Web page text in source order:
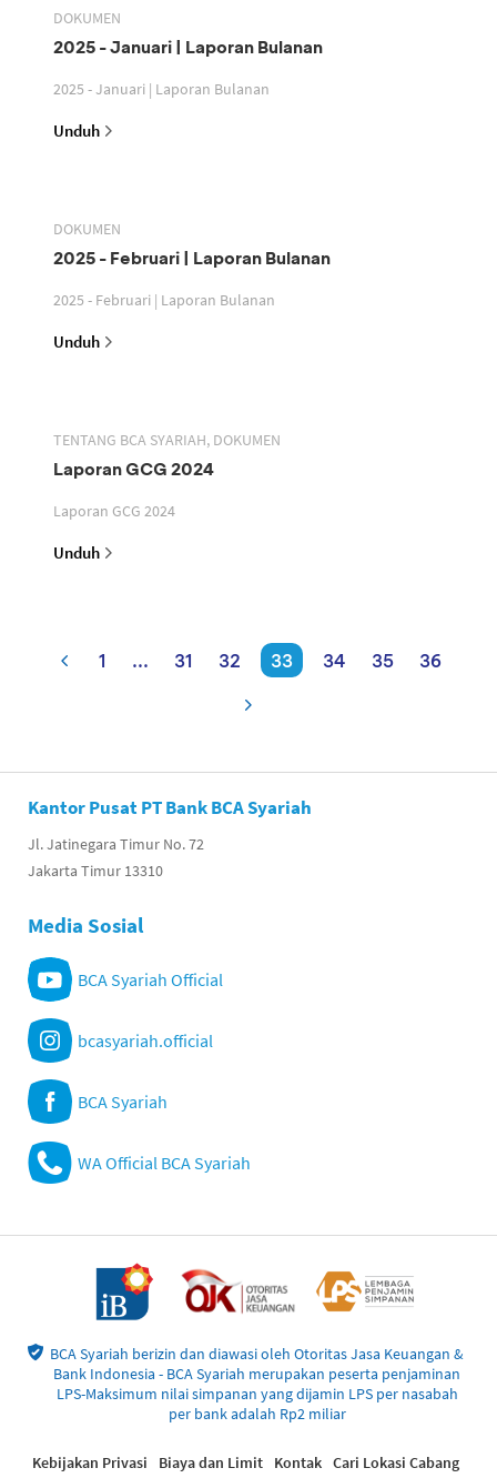
DOKUMEN
2025 - Januari | Laporan Bulanan
2025 - Januari | Laporan Bulanan
Unduh
DOKUMEN
2025 - Februari | Laporan Bulanan
2025 - Februari | Laporan Bulanan
Unduh
TENTANG BCA SYARIAH, DOKUMEN
Laporan GCG 2024
Laporan GCG 2024
Unduh
1 ... 31 32 33 34 35 36
Kantor Pusat PT Bank BCA Syariah
Jl. Jatinegara Timur No. 72
Jakarta Timur 13310
Media Sosial
BCA Syariah Official
bcasyariah.official
BCA Syariah
WA Official BCA Syariah
BCA Syariah berizin dan diawasi oleh Otoritas Jasa Keuangan &
Bank Indonesia - BCA Syariah merupakan peserta penjaminan
LPS-Maksimum nilai simpanan yang dijamin LPS per nasabah
per bank adalah Rp2 miliar
Kebijakan Privasi Biaya dan Limit Kontak Cari Lokasi Cabang